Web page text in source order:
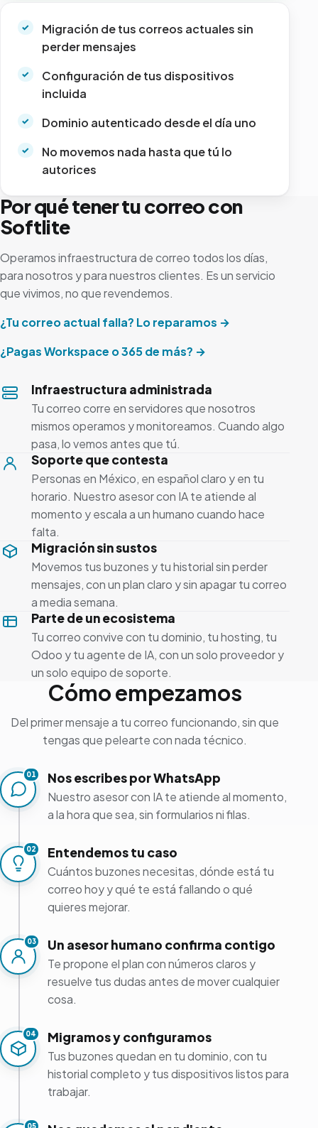
Migración de tus correos actuales sin
perder mensajes
Configuración de tus dispositivos
incluida
Dominio autenticado desde el día uno
No movemos nada hasta que tú lo
autorices
Por qué tener tu correo con
Softlite
Operamos infraestructura de correo todos los días,
para nosotros y para nuestros clientes. Es un servicio
que vivimos, no que revendemos.
¿Tu correo actual falla? Lo reparamos →
¿Pagas Workspace o 365 de más? →
Infraestructura administrada
Tu correo corre en servidores que nosotros
mismos operamos y monitoreamos. Cuando algo
pasa, lo vemos antes que tú.
Soporte que contesta
Personas en México, en español claro y en tu
horario. Nuestro asesor con IA te atiende al
momento y escala a un humano cuando hace
falta.
Migración sin sustos
Movemos tus buzones y tu historial sin perder
mensajes, con un plan claro y sin apagar tu correo
a media semana.
Parte de un ecosistema
Tu correo convive con tu dominio, tu hosting, tu
Odoo y tu agente de IA, con un solo proveedor y
un solo equipo de soporte.
Cómo empezamos
Del primer mensaje a tu correo funcionando, sin que
tengas que pelearte con nada técnico.
01 Nos escribes por WhatsApp
Nuestro asesor con IA te atiende al momento,
a la hora que sea, sin formularios ni filas.
02 Entendemos tu caso
Cuántos buzones necesitas, dónde está tu
correo hoy y qué te está fallando o qué
quieres mejorar.
03 Un asesor humano confirma contigo
Te propone el plan con números claros y
resuelve tus dudas antes de mover cualquier
cosa.
04 Migramos y configuramos
Tus buzones quedan en tu dominio, con tu
historial completo y tus dispositivos listos para
trabajar.
05